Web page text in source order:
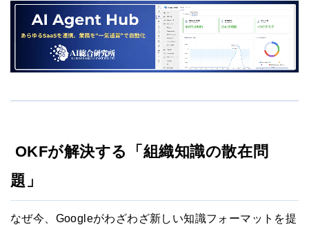
OKFが解決する「組織知識の散在問
題」
なぜ今、Googleがわざわざ新しい知識フォーマットを提